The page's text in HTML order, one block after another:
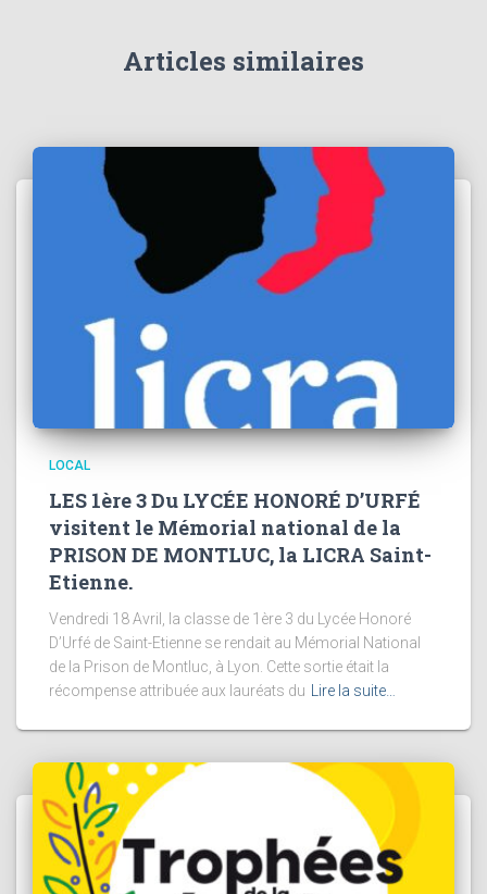
Articles similaires
LOCAL
LES 1ère 3 Du LYCÉE HONORÉ D’URFÉ
visitent le Mémorial national de la
PRISON DE MONTLUC, la LICRA Saint-
Etienne.
Vendredi 18 Avril, la classe de 1ère 3 du Lycée Honoré
D’Urfé de Saint-Etienne se rendait au Mémorial National
de la Prison de Montluc, à Lyon. Cette sortie était la
récompense attribuée aux lauréats du
Lire la suite…